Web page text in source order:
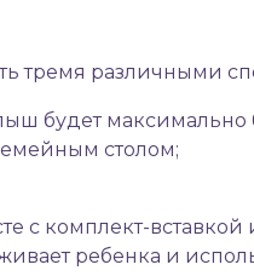
тремя различными
будет максимально
столом;
с комплект-вставкой
ребенка и